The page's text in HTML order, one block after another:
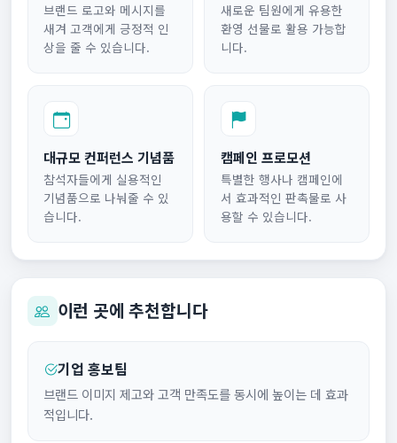
브랜드 로고와 메시지를
새겨 고객에게 긍정적 인
상을 줄 수 있습니다.
새로운 팀원에게 유용한
환영 선물로 활용 가능합
니다.
대규모 컨퍼런스 기념품
참석자들에게 실용적인
기념품으로 나눠줄 수 있
습니다.
캠페인 프로모션
특별한 행사나 캠페인에
서 효과적인 판촉물로 사
용할 수 있습니다.
이런 곳에 추천합니다
기업 홍보팀
브랜드 이미지 제고와 고객 만족도를 동시에 높이는 데 효과
적입니다.